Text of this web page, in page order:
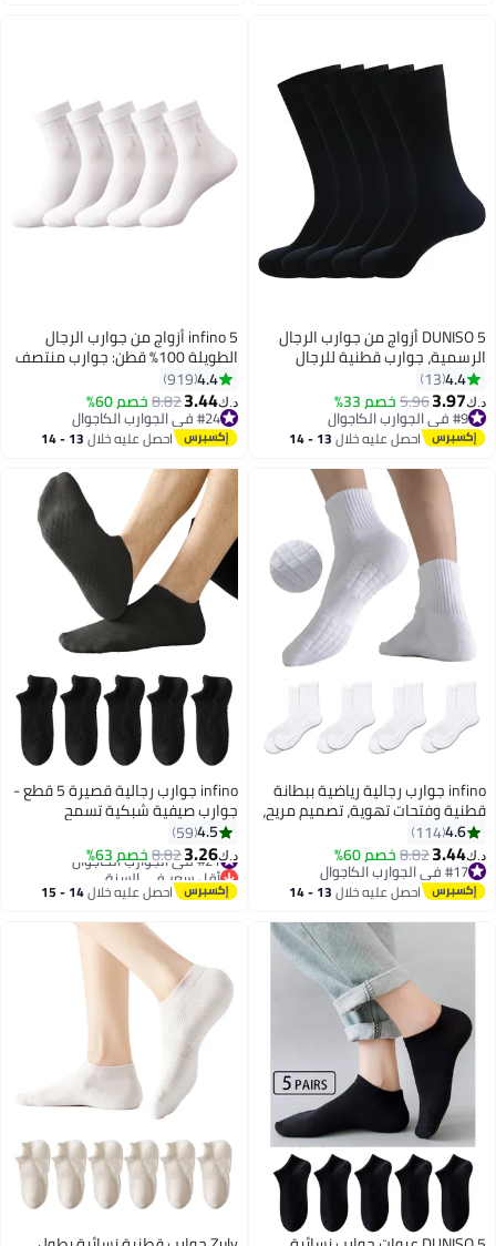
DUNISO 5 أزواج من جوارب الرجال
الرسمية، جوارب قطنية للرجال
للأعمال الرسمية ناعمة وقابلة
للتنفس، جوارب طويلة غير رسمية،
سوداء
4.4
13
د.ك‏3.97
5.96خصم 33%
#9 في الجوارب الكاجوال
#9 في الجوارب الكاجوال احصل عليه خلال 13 - 14
6
infino 5 أزواج من جوارب الرجال
الطويلة 100% قطن: جوارب منتصف
الساق، جوارب رسمية، تمتص
الرطوبة، مناسبة لجميع الفصول
باللون الأبيض النقي للاستخدام في
اللباس الرسمي غير الكامل
4.4
919
د.ك‏3.44
8.82خصم 60%
#24 في الجوارب الكاجوال
#24 في الجوارب الكاجوال احصل عليه خلال 13 - 14
2
infino جوارب رجالية رياضية ببطانة
قطنية وفتحات تهوية، تصميم مريح،
تقنية مضادة للانزلاق - مثالية للجري
وكرة السلة والاستخدام اليومي
(عبوة من 4 أزواج، أبيض)
4.6
114
د.ك‏3.44
8.82خصم 60%
#17 في الجوارب الكاجوال
#17 في الجوارب الكاجوال احصل عليه خلال 13 - 14
3
infino جوارب رجالية قصيرة 5 قطع -
جوارب صيفية شبكية تسمح
بالتهوية بتقنية 7A المضادة
للبكتيريا، تمتص الرطوبة، وبها نعل
مساج مضاد للانزلاق
4.5
59
د.ك‏3.26
8.82خصم 63% #21 في الجوارب الكاجوال
أقل سعر في السنة
#21 في الجوارب الكاجوال احصل عليه خلال 14 - 15